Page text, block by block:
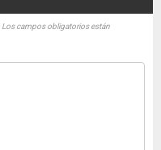
Los campos obligatorios están